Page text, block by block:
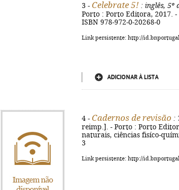
3 - Celebrate 5! : inglês, 5º
Porto : Porto Editora, 2017.
ISBN 978-972-0-20268-0
Link persistente: http://
ADICIONAR À LISTA
4 - Cadernos de revisão :
reimp.]. - Porto : Porto
naturais, ciências fisíco-
3
Link persistente: http://